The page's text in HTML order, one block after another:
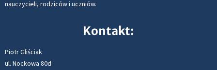
nauczycieli, rodziców i uczniów.
Kontakt:
Piotr Gliściak
ul. Nockowa 80d